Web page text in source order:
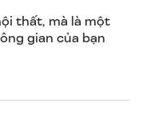
thất, mà là một
gian của bạn